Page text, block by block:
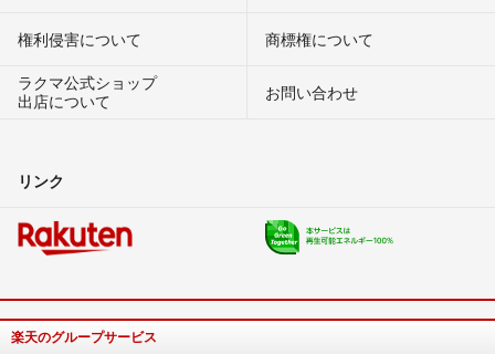
権利侵害について
商標権について
ラクマ公式ショップ
出店について
お問い合わせ
リンク
楽天のグループサービス